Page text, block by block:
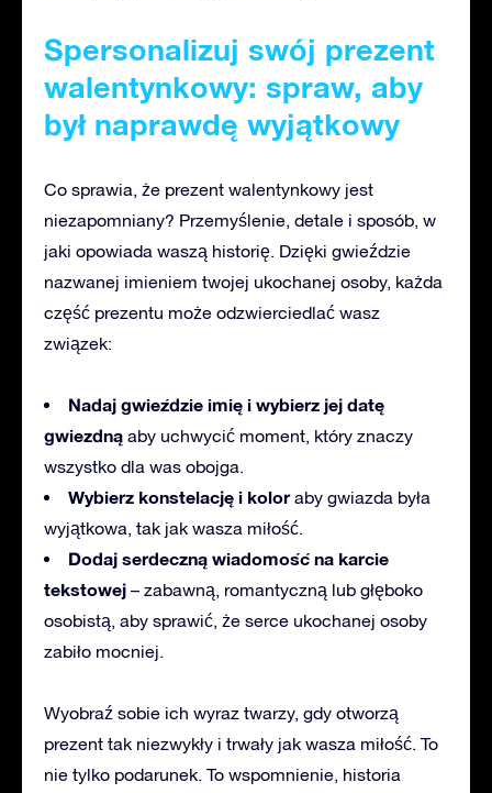
Spersonalizuj swój prezent
walentynkowy: spraw, aby
był naprawdę wyjątkowy
Co sprawia, że prezent walentynkowy jest
niezapomniany? Przemyślenie, detale i sposób, w
jaki opowiada waszą historię. Dzięki gwieździe
nazwanej imieniem twojej ukochanej osoby, każda
część prezentu może odzwierciedlać wasz
związek:
Nadaj gwieździe imię i wybierz jej datę
gwiezdną aby uchwycić moment, który znaczy
wszystko dla was obojga.
Wybierz konstelację i koloraby gwiazda była
wyjątkowa, tak jak wasza miłość.
Dodaj serdeczną wiadomość na karcie
tekstowej – zabawną, romantyczną lub głęboko
osobistą, aby sprawić, że serce ukochanej osoby
zabiło mocniej.
Wyobraź sobie ich wyraz twarzy, gdy otworzą
prezent tak niezwykły i trwały jak wasza miłość. To
nie tylko podarunek. To wspomnienie, historia